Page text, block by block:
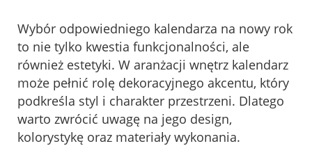
Wybór odpowiedniego kalendarza na nowy rok
to nie tylko kwestia funkcjonalności, ale
również estetyki. W aranżacji wnętrz kalendarz
może pełnić rolę dekoracyjnego akcentu, który
podkreśla styl i charakter przestrzeni. Dlatego
warto zwrócić uwagę na jego design,
kolorystykę oraz materiały wykonania.